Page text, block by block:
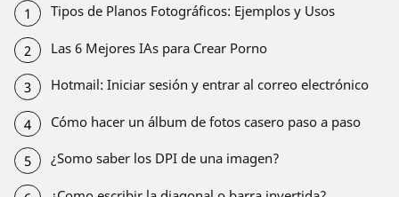
Tipos de Planos Fotográficos: Ejemplos y Usos
Las 6 Mejores IAs para Crear Porno
Hotmail: Iniciar sesión y entrar al correo electrónico
Cómo hacer un álbum de fotos casero paso a paso
¿Somo saber los DPI de una imagen?